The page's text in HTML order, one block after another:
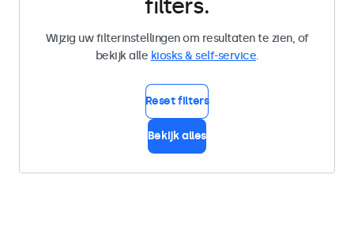
filters.
Wijzig uw filterinstellingen om resultaten te zien, of
bekijk alle kiosks & self-service.
Reset filters
Bekijk alles